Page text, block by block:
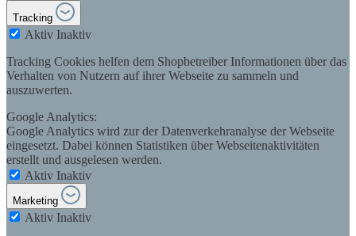
Tracking
Aktiv Inaktiv
Tracking Cookies helfen dem Shopbetreiber Informationen über das
Verhalten von Nutzern auf ihrer Webseite zu sammeln und
auszuwerten.
Google Analytics:
Google Analytics wird zur der Datenverkehranalyse der Webseite
eingesetzt. Dabei können Statistiken über Webseitenaktivitäten
erstellt und ausgelesen werden.
Aktiv Inaktiv
Marketing
Aktiv Inaktiv